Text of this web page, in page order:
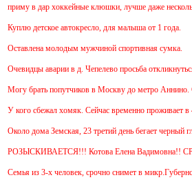
приму в дар хоккейные клюшки, лучше даже
Куплю детское автокресло, для малыша от 1 года.
Оставлена молодым мужчиной спортивная сумка.
Очевидцы аварии в д. Чепелево просьба откликнуться.
Могу брать попутчиков в Москву до метро Аннино.
У кого сбежал хомяк. Сейчас временно проживает в
Около дома Земская, 23 третий день бегает черный
РОЗЫСКИВАЕТСЯ!!! Котова Елена Вадимовна!!
Семья из 3-х человек, срочно снимет в